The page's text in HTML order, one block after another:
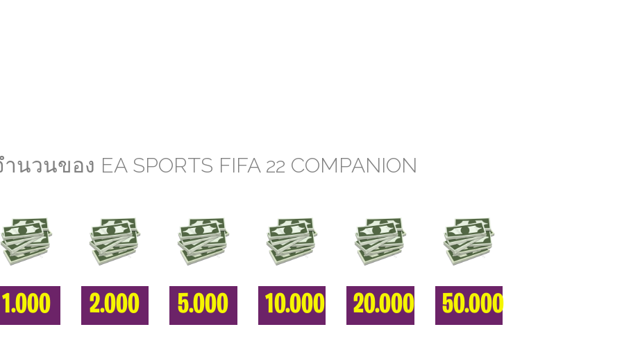
นวนของ EA SPORTS FIFA 22 COMPANION
1.000 2.000 5.000 10.000 20.000 50.000